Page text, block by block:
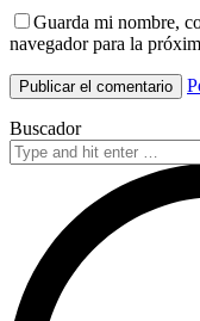
Guarda mi nombre,
navegador para la
Buscador